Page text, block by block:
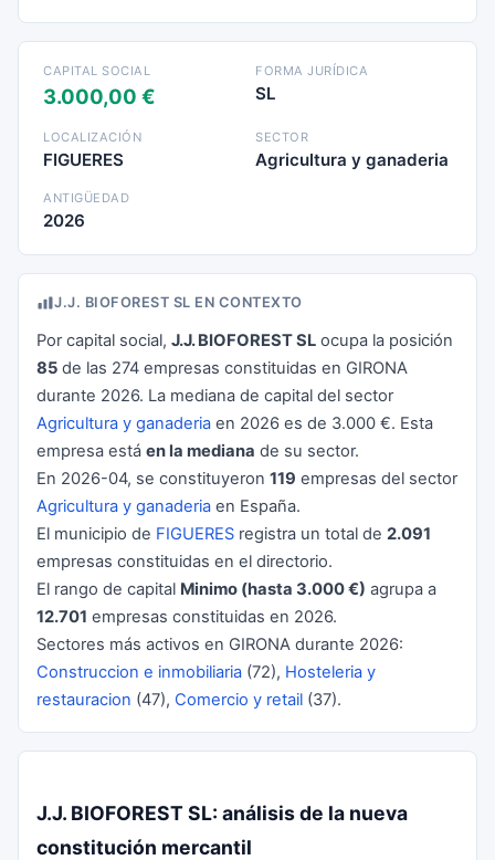
CAPITAL SOCIAL
3.000,00 €
FORMA JURÍDICA
SL
LOCALIZACIÓN
FIGUERES
SECTOR
Agricultura y ganaderia
ANTIGÜEDAD
2026
J.J. BIOFOREST SL EN CONTEXTO
Por capital social, J.J. BIOFOREST SL ocupa la posición
85 de las 274 empresas constituidas en GIRONA
durante 2026. La mediana de capital del sector
Agricultura y ganaderia en 2026 es de 3.000 €. Esta
empresa está en la mediana de su sector.
En 2026-04, se constituyeron 119 empresas del sector
Agricultura y ganaderia en España.
El municipio de FIGUERES registra un total de 2.091
empresas constituidas en el directorio.
El rango de capital Minimo (hasta 3.000 €) agrupa a
12.701 empresas constituidas en 2026.
Sectores más activos en GIRONA durante 2026:
Construccion e inmobiliaria (72), Hosteleria y
restauracion (47), Comercio y retail (37).
J.J. BIOFOREST SL: análisis de la nueva
constitución mercantil